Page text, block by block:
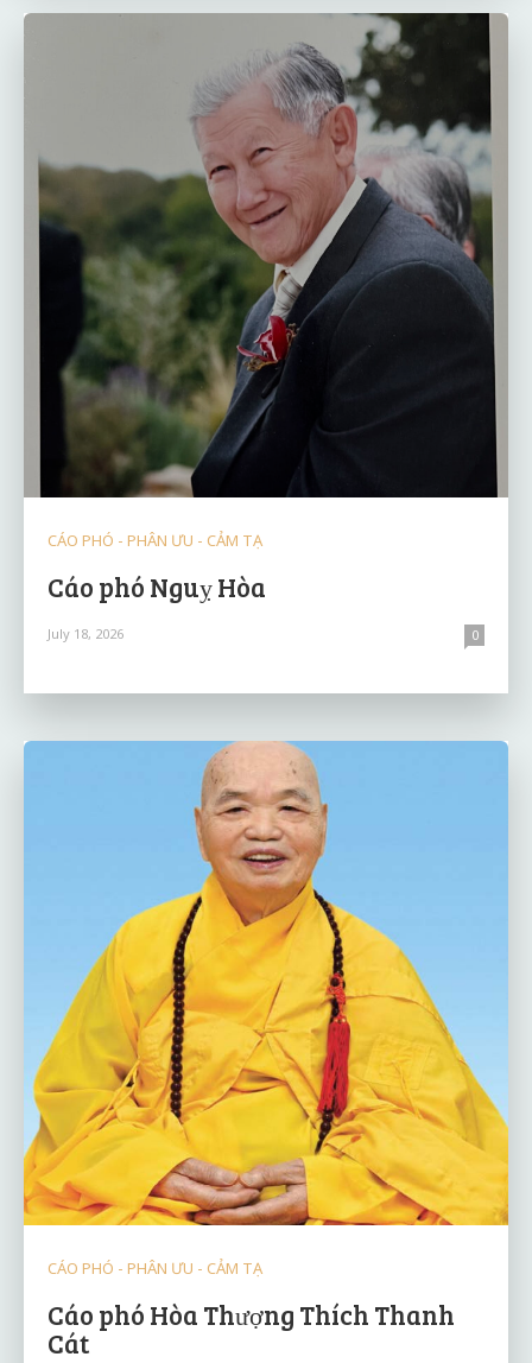
CÁO PHÓ - PHÂN ƯU - CẢM TẠ
Cáo phó Nguỵ Hòa
July 18, 2026 0
CÁO PHÓ - PHÂN ƯU - CẢM TẠ
Cáo phó Hòa Thượng Thích Thanh
Cát